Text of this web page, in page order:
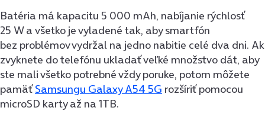
Batéria má kapacitu 5 000 mAh, nabíjanie rýchlosť
25 W a všetko je vyladené tak, aby smartfón
bez problémov vydržal na jedno nabitie celé dva dni. Ak
zvyknete do telefónu ukladať veľké množstvo dát, aby
ste mali všetko potrebné vždy poruke, potom môžete
pamäťSamsungu Galaxy A54 5G rozšíriť pomocou
microSD karty až na 1TB.